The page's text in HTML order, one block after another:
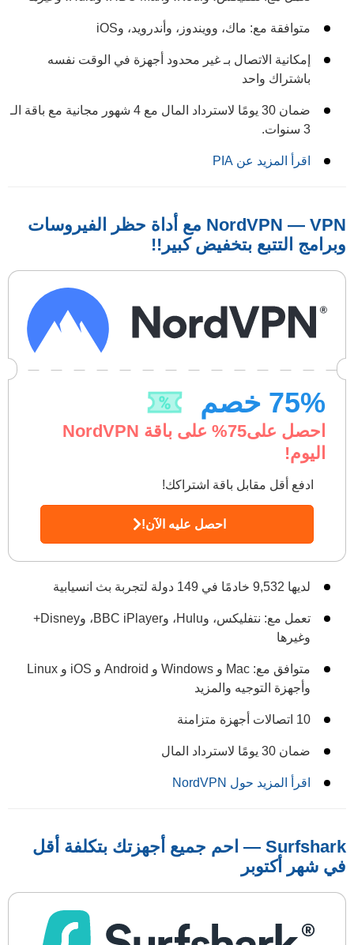
متوافقة مع: ماك، وويندوز، وأندرويد، وiOS
إمكانية الاتصال بـ غير محدود أجهزة في الوقت نفسه
باشتراك واحد
ضمان 30 يومًا لاسترداد المال مع 4 شهور مجانية مع باقة الـ
3 سنوات.
اقرأ المزيد عن PIA
NordVPN — VPN مع أداة حظر الفيروسات
وبرامج التتبع بتخفيض كبير!!
75% خصم
احصل على75
% على باقة NordVPN
اليوم!
ادفع أقل مقابل باقة اشتراكك!
احصل عليه الآن!
لديها 9,532 خادمًا في 149 دولة لتجربة بث انسيابية
تعمل مع: نتفليكس، وHulu، وBBC iPlayer، وDisney+
وغيرها
متوافق مع: Mac و Windows و Android و iOS و Linux
وأجهزة التوجيه والمزيد
10 اتصالات أجهزة متزامنة
ضمان 30 يومًا لاسترداد المال
اقرأ المزيد حول NordVPN
Surfshark — احم جميع أجهزتك بتكلفة أقل
في شهر أكتوبر